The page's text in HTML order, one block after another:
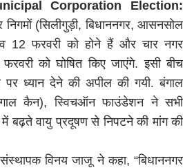
Corporation Election:
निगमों (सिलीगुड़ी, बिधाननगर, आसनसोल
12 फरवरी को होने हैं और चार नगर
को घोषित किए जाएंगे. इसी बीच
पर ध्यान देने की अपील की गयी. बंगाल
कैन), स्विचऑन फाउंडेशन ने सभी
बढ़ते वायु प्रदूषण से निपटने की मांग की
विनय जाजू ने कहा, “बिधाननगर